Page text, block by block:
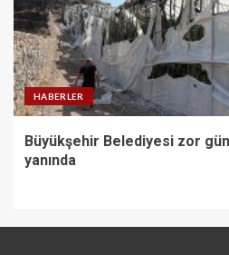
HABERLER
Büyükşehir Belediyesi zor
yanında